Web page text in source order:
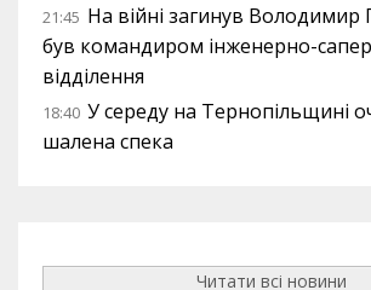
21:45 На війні загинув Володимир
був командиром інженерно-
відділення
18:40 У середу на Тернопільщині
шалена спека
Читати всі новини